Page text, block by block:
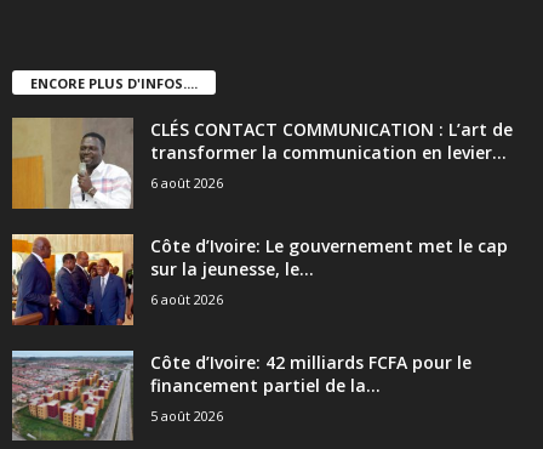
ENCORE PLUS D'INFOS....
CLÉS CONTACT COMMUNICATION : L’art de
transformer la communication en levier...
6 août 2026
Côte d’Ivoire: Le gouvernement met le cap
sur la jeunesse, le...
6 août 2026
Côte d’Ivoire: 42 milliards FCFA pour le
financement partiel de la...
5 août 2026